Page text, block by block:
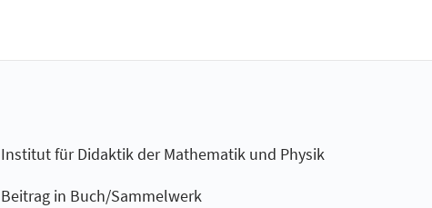
Institut für Didaktik der Mathematik und Physik
Beitrag in Buch/Sammelwerk